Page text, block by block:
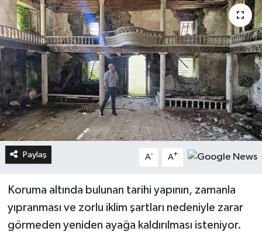
Paylaş A- A+
Koruma altında bulunan tarihi yapının, zamanla
yıpranması ve zorlu iklim şartları nedeniyle zarar
görmeden yeniden ayağa kaldırılması isteniyor.